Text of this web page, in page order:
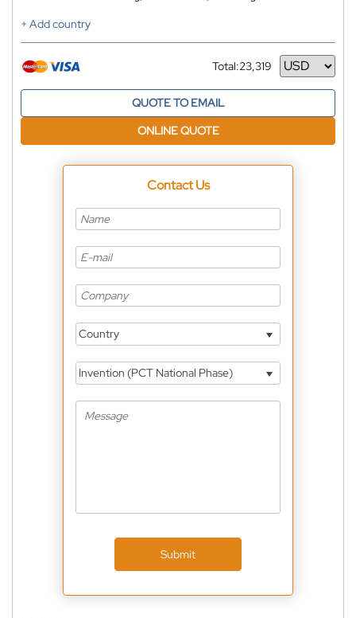
+ Add country
Total:23,319
Currency
QUOTE TO EMAIL
ONLINE QUOTE
Contact Us
Country
Invention (PCT National Phase)
Submit